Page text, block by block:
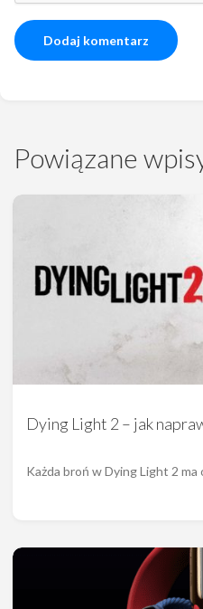
Powiązane
Dying Light 2 – jak
Każda broń w Dying Light 2